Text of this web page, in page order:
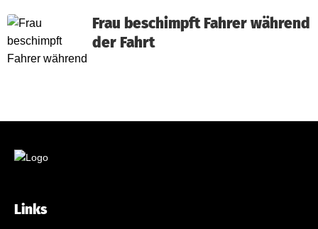
Frau beschimpft Fahrer während
der Fahrt
Links